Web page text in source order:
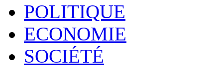
POLITIQUE
ECONOMIE
SOCIÉTÉ